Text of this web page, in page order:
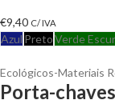
€9,40 C/ IVA
Azul PretoVerde
Ecológicos-Materiais
Porta-